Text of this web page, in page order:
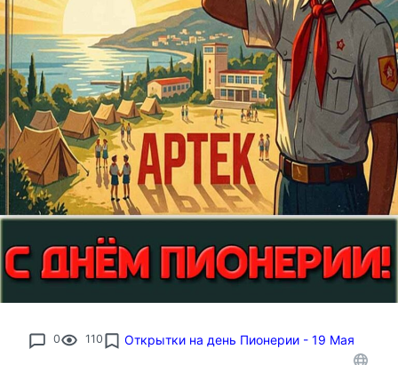
0 110 Открытки на день Пионерии - 19 Мая